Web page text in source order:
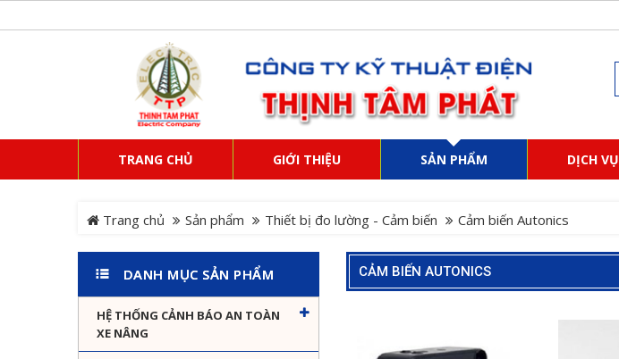
TRANG CHỦ GIỚI THIỆU SẢN PHẨM DỊCH VỤ
Trang chủ Sản phẩm Thiết bị đo lường - Cảm biến Cảm biến Autonics
DANH MỤC SẢN PHẨM
HỆ THỐNG CẢNH BÁO AN TOÀN
XE NÂNG
CẢM BIẾN AUTONICS